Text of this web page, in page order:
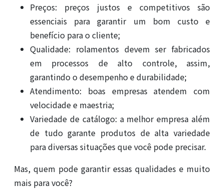
Preços: preços justos e competitivos são
essenciais para garantir um bom custo e
benefício para o cliente;
Qualidade: rolamentos devem ser fabricados
em processos de alto controle, assim,
garantindo o desempenho e durabilidade;
Atendimento: boas empresas atendem com
velocidade e maestria;
Variedade de catálogo: a melhor empresa além
de tudo garante produtos de alta variedade
para diversas situações que você pode precisar.
Mas, quem pode garantir essas qualidades e muito
mais para você?